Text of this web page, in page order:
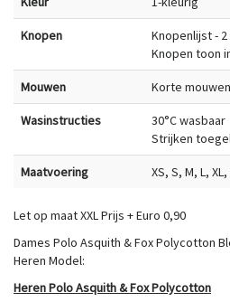
Knopen
Knopenlijst -
Knopen toon
Mouwen Korte mouwen
Wasinstructies
30°C wasbaar
Strijken
Maatvoering XS, S, M, L, XL,
Let op maat XXL Prijs + Euro 0,90
Dames Polo Asquith & Fox Polycotton
Heren Model:
Heren Polo Asquith & Fox Polycotton